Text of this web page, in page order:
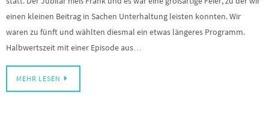
einen kleinen Beitrag in Sachen Unterhaltung leisten konnten. Wir
waren zu fünft und wählten diesmal ein etwas längeres Programm.
Halbwertszeit mit einer Episode aus…
MEHR LESEN